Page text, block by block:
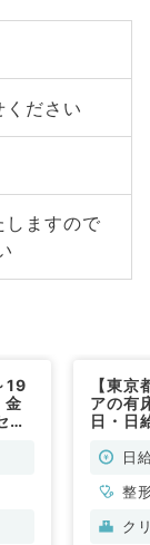
ださい
しますので
19
金
ス
【東
アの有
日・
日
整
ク